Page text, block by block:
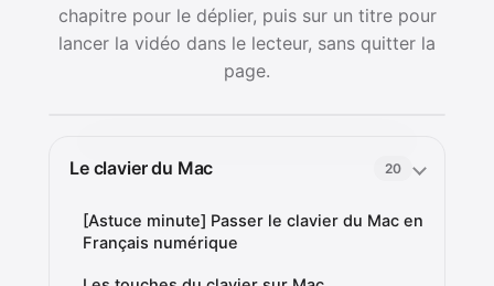
chapitre pour le déplier, puis sur un titre pour
lancer la vidéo dans le lecteur, sans quitter la
page.
Le clavier du Mac 20
[Astuce minute] Passer le clavier du Mac en
Français numérique